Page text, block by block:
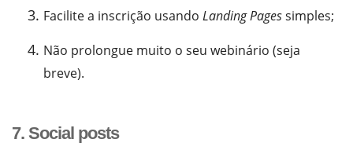
Facilite a inscrição usando Landing Pagessimples;
Não prolongue muito o seu webinário (seja
breve).
7. Social posts